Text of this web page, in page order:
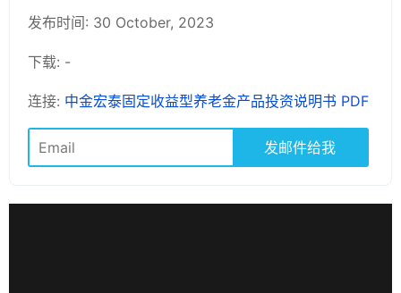
发布时间: 30 October, 2023
下载: -
连接: 中金宏泰固定收益型养老金产品投资说明书 PDF
发邮件给我